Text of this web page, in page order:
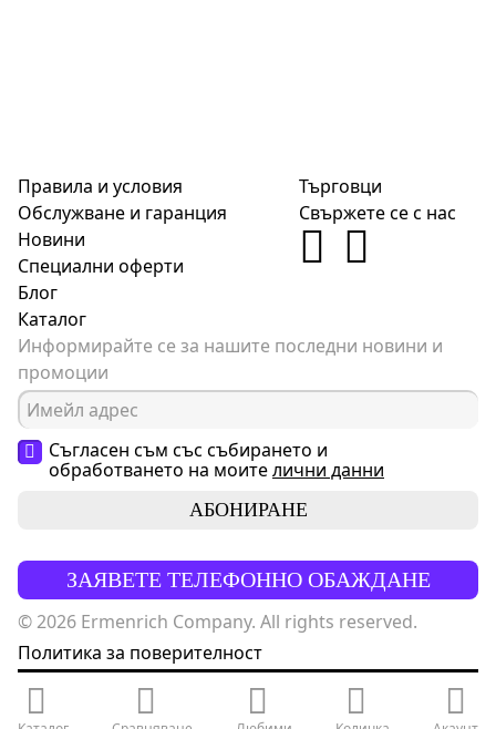
Правила и условия
Обслужване и гаранция
Новини
Специални оферти
Блог
Каталог
Търговци
Свържете се с нас
Информирайте се за нашите последни новини и
промоции
Съгласен съм със събирането и
обработването на моителични данни
АБОНИРАНЕ
ЗАЯВЕТЕ ТЕЛЕФОННО ОБАЖДАНЕ
© 2026 Ermenrich Company. All rights reserved.
Политика за поверителност